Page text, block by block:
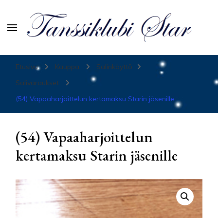
Tanssiurheiluseura Star
Etusivu Kauppa
Salinkäyttö
Salivaraukset
(54) Vapaaharjoittelun kertamaksu Starin jäsenille
(54) Vapaaharjoittelun
kertamaksu Starin jäsenille